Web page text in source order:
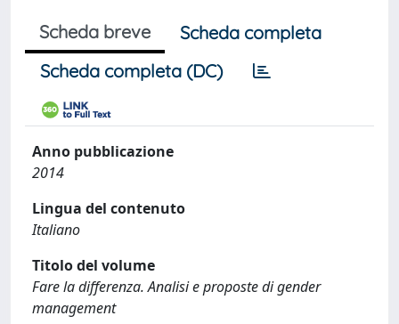
Scheda breve
Scheda completa
Scheda completa (DC)
Anno pubblicazione
2014
Lingua del contenuto
Italiano
Titolo del volume
Fare la differenza. Analisi e proposte di gender
management